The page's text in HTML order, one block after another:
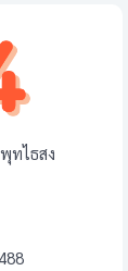
ทไธสง